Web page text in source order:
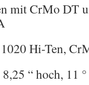
mit CrMo DT
Hi-Ten,
“ hoch, 11 °